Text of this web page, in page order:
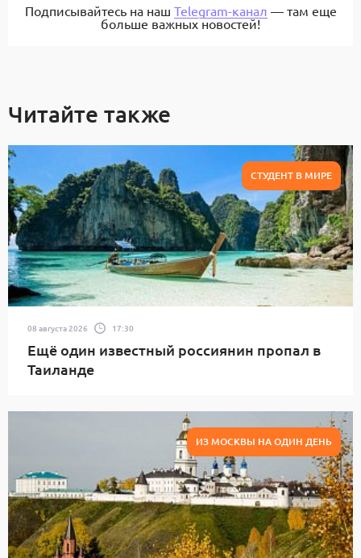
Подписывайтесь на наш Telegram-канал — там еще
больше важных новостей!
Читайте также
СТУДЕНТ В МИРЕ
08 августа 2026 17:30
Ещё один известный россиянин пропал в
Таиланде
ИЗ МОСКВЫ НА ОДИН ДЕНЬ